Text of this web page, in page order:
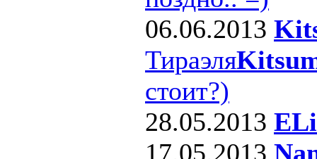
06.06.2013
Тираэля
стоит?)
28.05.2013 ELi
17.05.2013